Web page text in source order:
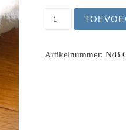
Artikelnummer:N/B